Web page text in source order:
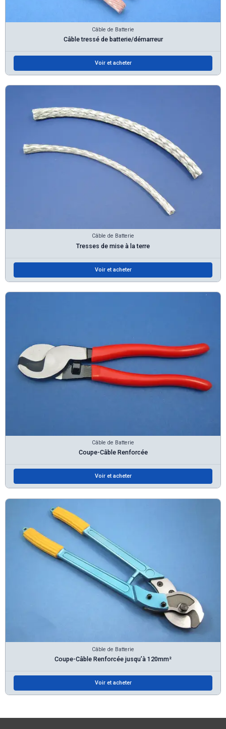
Câble de Batterie
Câble tressé de batterie/démarreur
Voir et acheter
Câble de Batterie
Tresses de mise à la terre
Voir et acheter
Câble de Batterie
Coupe-Câble Renforcée
Voir et acheter
Câble de Batterie
Coupe-Câble Renforcée jusqu’à 120mm²
Voir et acheter